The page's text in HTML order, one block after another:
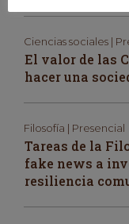
Ciencias sociales |
El valor de las
hacer una
Filosofía | Presencial
Tareas de la
fake news a
resiliencia